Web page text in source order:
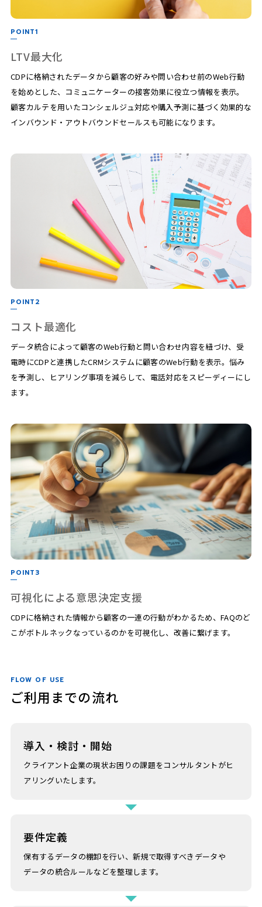
POINT1
LTV最大化
CDPに格納されたデータから顧客の好みや問い合わせ前のWeb行動
を始めとした、コミュニケーターの接客効果に役立つ情報を表示。
顧客カルテを用いたコンシェルジュ対応や購入予測に基づく効果的な
インバウンド・アウトバウンドセールスも可能になります。
POINT2
コスト最適化
データ統合によって顧客のWeb行動と問い合わせ内容を紐づけ、受
電時にCDPと連携したCRMシステムに顧客のWeb行動を表示。悩み
を予測し、ヒアリング事項を減らして、電話対応をスピーディーにし
ます。
POINT3
可視化による意思決定支援
CDPに格納された情報から顧客の一連の行動がわかるため、FAQのど
こがボトルネックなっているのかを可視化し、改善に繋げます。
FLOW OF USE
ご利用までの流れ
導入・検討・開始
クライアント企業の現状お困りの課題をコンサルタントがヒ
アリングいたします。
要件定義
保有するデータの棚卸を行い、新規で取得すべきデータや
データの統合ルールなどを整理します。